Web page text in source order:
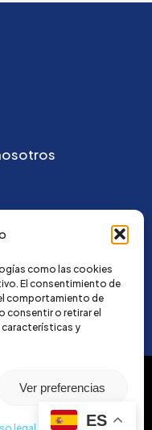
como las cookies
El consentimiento de
comportamiento de
consentir o retirar el
y
Ver preferencias
ES